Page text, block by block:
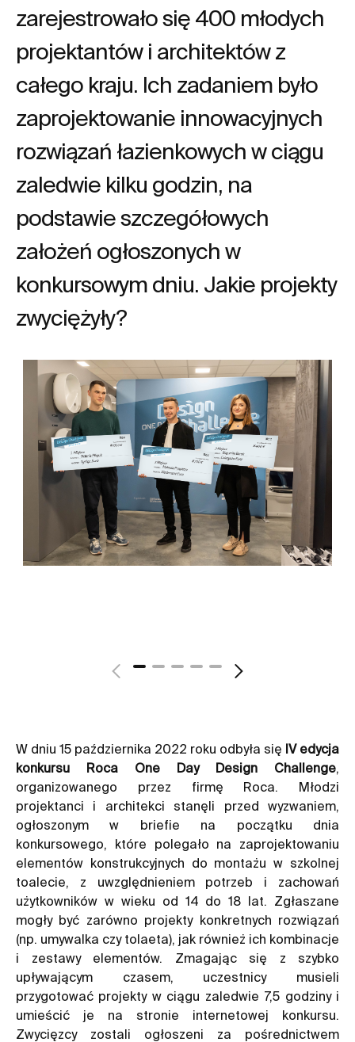
zarejestrowało się 400 młodych
projektantów i architektów z
całego kraju. Ich zadaniem było
zaprojektowanie innowacyjnych
rozwiązań łazienkowych w ciągu
zaledwie kilku godzin, na
podstawie szczegółowych
założeń ogłoszonych w
konkursowym dniu. Jakie projekty
zwyciężyły?
W dniu 15 października 2022 roku odbyła się IV edycja
konkursu Roca One Day Design Challenge
organizowanego przez firmę Roca. Młodzi
projektanci i architekci stanęli przed wyzwaniem,
ogłoszonym w briefie na początku dnia
konkursowego, które polegało na zaprojektowaniu
elementów konstrukcyjnych do montażu w szkolnej
toalecie, z uwzględnieniem potrzeb i zachowań
użytkowników w wieku od 14 do 18 lat. Zgłaszane
mogły być zarówno projekty konkretnych rozwiązań
(np. umywalka czy tolaeta), jak również ich kombinacje
i zestawy elementów. Zmagając się z szybko
upływającym czasem, uczestnicy musieli
przygotować projekty w ciągu zaledwie 7,5 godziny i
umieścić je na stronie internetowej konkursu.
Zwycięzcy zostali ogłoszeni za pośrednictwem